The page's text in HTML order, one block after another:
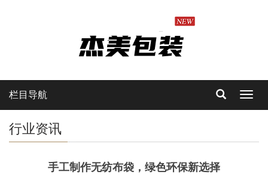
栏目导航
行业资讯
手工制作无纺布袋，绿色环保新选择